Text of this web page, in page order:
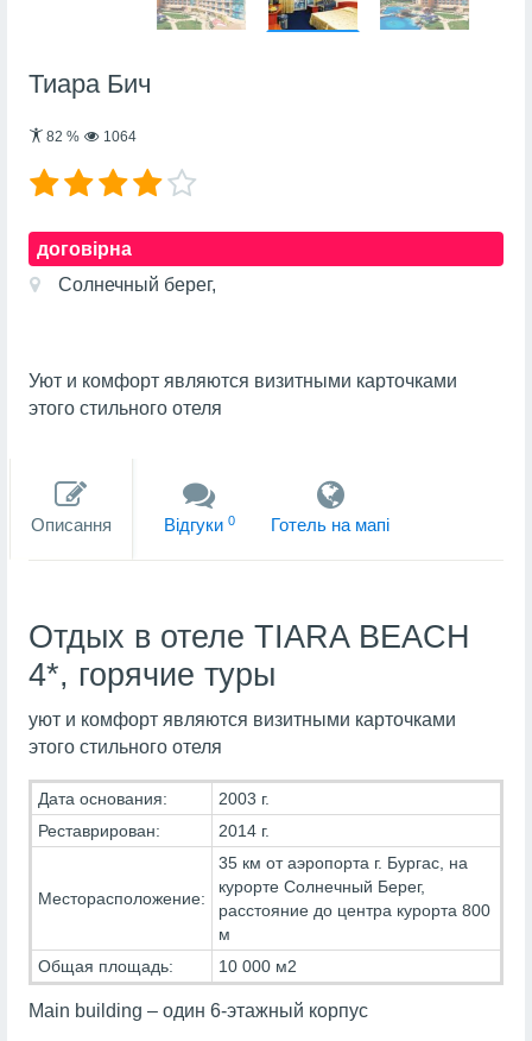
Тиара Бич
82 % 1064
договірна
Солнечный берег,
Уют и комфорт являются визитными карточками
этого стильного отеля
Описання Вiдгуки 0 Готель на мапi
Отдых в отеле TIARA BEACH
4*, горячие туры
уют и комфорт являются визитными карточками
этого стильного отеля
Дата основания:
2003 г.
Реставрирован:
2014 г.
Месторасположение:
35 км от аэропорта г. Бургас, на
курорте Солнечный Берег,
расстояние до центра курорта 800
м
Общая площадь:
10 000 м2
Main building – один 6-этажный корпус